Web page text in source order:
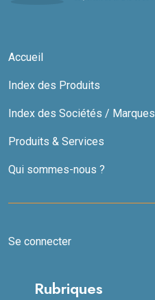
Accueil
Index des Produits
Index des Sociétés / Marques
Produits & Services
Qui sommes-nous ?
Se connecter
Rubriques